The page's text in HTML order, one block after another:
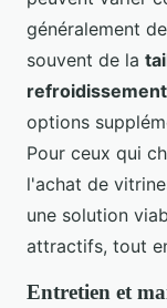
généralement de
souvent de la
refroidissement
options
Pour ceux qui
l'achat de
une solution
attractifs, tout
Entretien et